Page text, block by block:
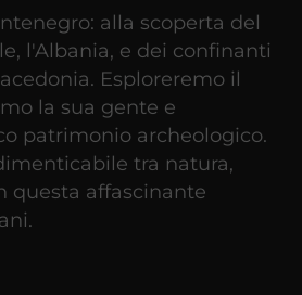
alla scoperta del
l'Albania, e dei confinanti
Esploreremo il
la sua gente e
patrimonio archeologico.
tra natura,
questa affascinante